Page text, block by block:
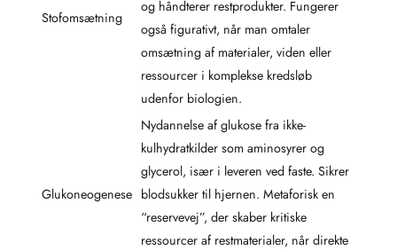
Stofomsætning
og håndterer restprodukter. Fungerer
også figurativt, når man omtaler
omsætning af materialer, viden eller
ressourcer i komplekse kredsløb
udenfor biologien.
Glukoneogenese
Nydannelse af glukose fra ikke-
kulhydratkilder som aminosyrer og
glycerol, især i leveren ved faste. Sikrer
blodsukker til hjernen. Metaforisk en
“reservevej”, der skaber kritiske
ressourcer af restmaterialer, når direkte